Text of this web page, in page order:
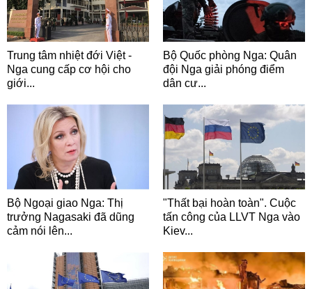
Trung tâm nhiệt đới Việt -
Nga cung cấp cơ hội cho
giới...
Bộ Quốc phòng Nga: Quân
đội Nga giải phóng điểm
dân cư...
Bộ Ngoại giao Nga: Thị
trưởng Nagasaki đã dũng
cảm nói lên...
"Thất bại hoàn toàn". Cuộc
tấn công của LLVT Nga vào
Kiev...